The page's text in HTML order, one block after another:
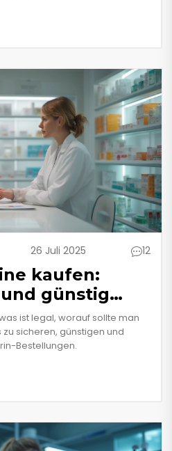
26 Juli 2025 12
kaufen:
günstig
beziehen
ist legal, worauf sollte man
sicheren, günstigen und
Bestellungen.